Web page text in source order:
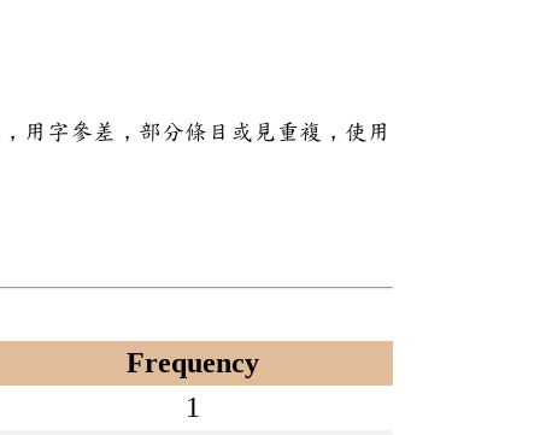
用字參差，部分條目或見重複，使用
Frequency
1